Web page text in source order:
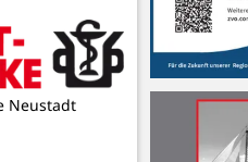
UG & Co. KG